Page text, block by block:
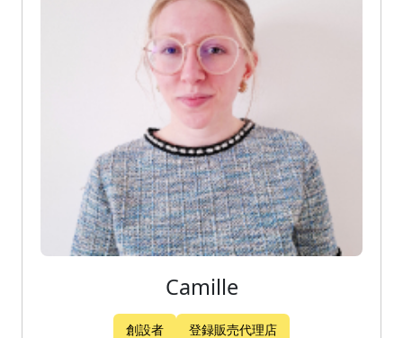
Camille
創設者 登録販売代理店